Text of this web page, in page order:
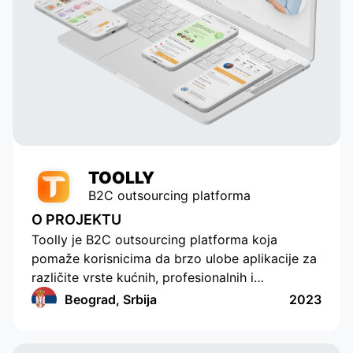
to their talent and dedication, our
service has grown and become
popular with tens of thousands of
active users. Appomart continues
to be an indispensable technical
partner, responding to our
TOOLLY
B2C outsourcing platforma
O PROJEKTU
Toolly je B2C outsourcing platforma koja
pomaže korisnicima da brzo ulobe aplikacije za
različite vrste kućnih, profesionalnih i
edukativnih usluga, a kompanije i specijalisti
Beograd, Srbija 2023